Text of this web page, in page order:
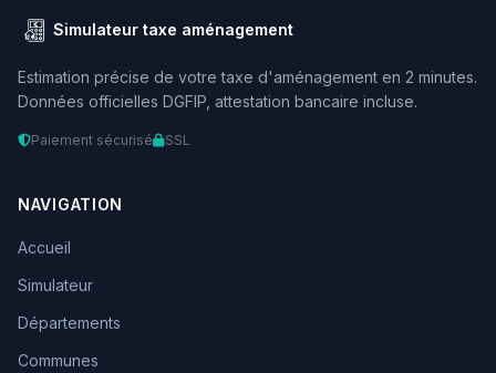
Simulateur taxe aménagement
Estimation précise de votre taxe d'aménagement en 2 minutes.
Données officielles DGFIP, attestation bancaire incluse.
Paiement sécurisé SSL
NAVIGATION
Accueil
Simulateur
Départements
Communes